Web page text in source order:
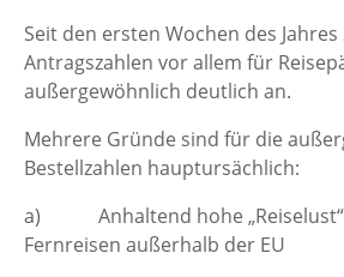
Seit den ersten Wochen des
Antragszahlen vor allem für
außergewöhnlich deutlich an.
Mehrere Gründe sind für die
Bestellzahlen hauptursächlich:
a) Anhaltend hohe „Reiselust“,
Fernreisen außerhalb der EU